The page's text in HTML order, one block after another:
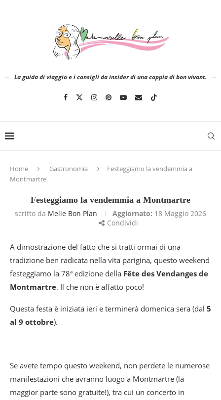
La guida di viaggio e i consigli da insider di una coppia di bon vivant.
Home Gastronomia
Festeggiamo la vendemmia a
Montmartre
Festeggiamo la vendemmia a Montmartre
scritto da Melle Bon Plan Aggiornato: 18 Maggio 2026
Condividi
A dimostrazione del fatto che si tratti ormai di una
tradizione ben radicata nella vita parigina, questo weekend
festeggiamo la 78ª edizione della Fête des Vendanges de
Montmartre. Il che non è affatto poco!
Questa festa è iniziata ieri e terminerà domenica sera (dal 5
al 9 ottobre).
Se avete tempo questo weekend, non perdete le numerose
manifestazioni che avranno luogo a Montmartre (la
maggior parte sono gratuite!), tra cui un concerto in